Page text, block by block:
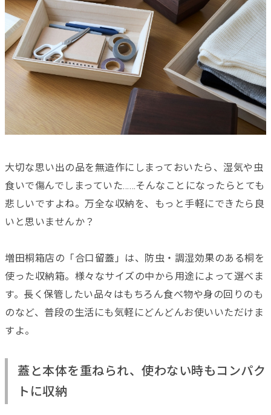
大切な思い出の品を無造作にしまっておいたら、湿気や虫
食いで傷んでしまっていた……そんなことになったらとても
悲しいですよね。万全な収納を、もっと手軽にできたら良
いと思いませんか？
増田桐箱店の「合口留蓋」は、防虫・調湿効果のある桐を
使った収納箱。様々なサイズの中から用途によって選べま
す。長く保管したい品々はもちろん食べ物や身の回りのも
のなど、普段の生活にも気軽にどんどんお使いいただけま
すよ。
蓋と本体を重ねられ、使わない時もコンパク
トに収納